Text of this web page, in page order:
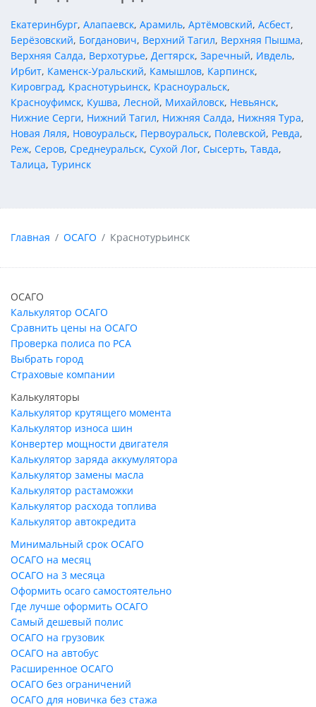
Екатеринбург, Алапаевск, Арамиль, Артёмовский, Асбест,
Берёзовский, Богданович, Верхний Тагил, Верхняя Пышма,
Верхняя Салда, Верхотурье, Дегтярск, Заречный, Ивдель,
Ирбит, Каменск-Уральский, Камышлов, Карпинск,
Кировград, Краснотурьинск, Красноуральск,
Красноуфимск, Кушва, Лесной, Михайловск, Невьянск,
Нижние Серги, Нижний Тагил, Нижняя Салда, Нижняя Тура,
Новая Ляля, Новоуральск, Первоуральск, Полевской, Ревда,
Реж, Серов, Среднеуральск, Сухой Лог, Сысерть, Тавда,
Талица, Туринск
Главная ОСАГО Краснотурьинск
ОСАГО
Калькулятор ОСАГО
Сравнить цены на ОСАГО
Проверка полиса по РСА
Выбрать город
Страховые компании
Калькуляторы
Калькулятор крутящего момента
Калькулятор износа шин
Конвертер мощности двигателя
Калькулятор заряда аккумулятора
Калькулятор замены масла
Калькулятор растаможки
Калькулятор расхода топлива
Калькулятор автокредита
Минимальный срок ОСАГО
ОСАГО на месяц
ОСАГО на 3 месяца
Оформить осаго самостоятельно
Где лучше оформить ОСАГО
Самый дешевый полис
ОСАГО на грузовик
ОСАГО на автобус
Расширенное ОСАГО
ОСАГО без ограничений
ОСАГО для новичка без стажа